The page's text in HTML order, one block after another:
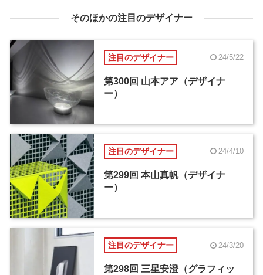
そのほかの注目のデザイナー
注目のデザイナー 24/5/22
第300回 山本アア（デザイナ
ー）
注目のデザイナー 24/4/10
第299回 本山真帆（デザイナ
ー）
注目のデザイナー 24/3/20
第298回 三星安澄（グラフィッ